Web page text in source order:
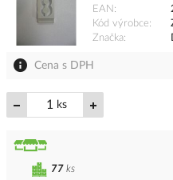
EAN
Kód výrobce
Značka
Cena s DPH
ks
77 ks